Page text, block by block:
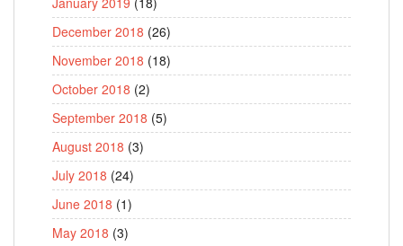
December 2018 (26)
November 2018 (18)
October 2018 (2)
September 2018 (5)
August 2018 (3)
July 2018 (24)
June 2018 (1)
May 2018 (3)